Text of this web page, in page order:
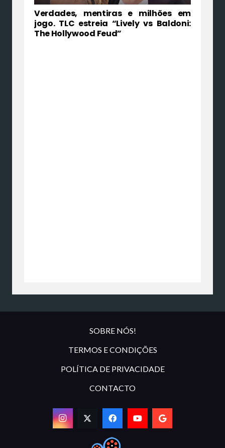
Verdades, mentiras e milhões em
jogo. TLC estreia “Lively vs Baldoni:
The Hollywood Feud”
SOBRE NÓS!
TERMOS E CONDIÇÕES
POLÍTICA DE PRIVACIDADE
CONTACTO